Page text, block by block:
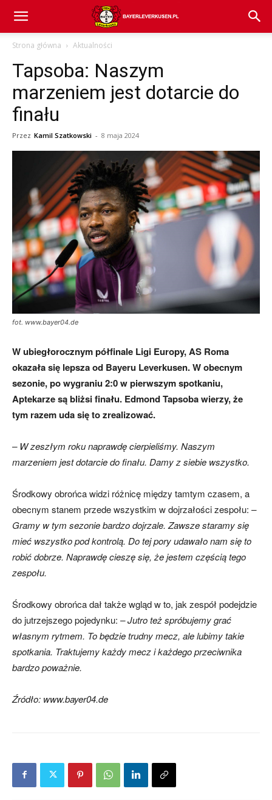
Bayer
Leverkusen
aktualności
(transfery,
mecze,
skład)
Strona główna Aktualności
Tapsoba: Naszym
marzeniem jest dotarcie do
finału
Przez Kamil Szatkowski - 8 maja 2024
fot. www.bayer04.de
W ubiegłorocznym półfinale Ligi Europy, AS Roma
okazała się lepsza od Bayeru Leverkusen. W obecnym
sezonie, po wygraniu 2:0 w pierwszym spotkaniu,
Aptekarze są bliżsi finału. Edmond Tapsoba wierzy, że
tym razem uda się to zrealizować.
– W zeszłym roku naprawdę cierpieliśmy. Naszym
marzeniem jest dotarcie do finału. Damy z siebie wszystko.
Środkowy obrońca widzi różnicę między tamtym czasem, a
obecnym stanem przede wszystkim w dojrzałości zespołu: –
Gramy w tym sezonie bardzo dojrzale. Zawsze staramy się
mieć wszystko pod kontrolą. Do tej pory udawało nam się to
robić dobrze. Naprawdę cieszę się, że jestem częścią tego
zespołu.
Środkowy obrońca dał także wgląd w to, jak zespół podejdzie
do jutrzejszego pojedynku: – Jutro też spróbujemy grać
własnym rytmem. To będzie trudny mecz, ale lubimy takie
spotkania. Traktujemy każdy mecz i każdego przeciwnika
bardzo poważnie.
Źródło: www.bayer04.de